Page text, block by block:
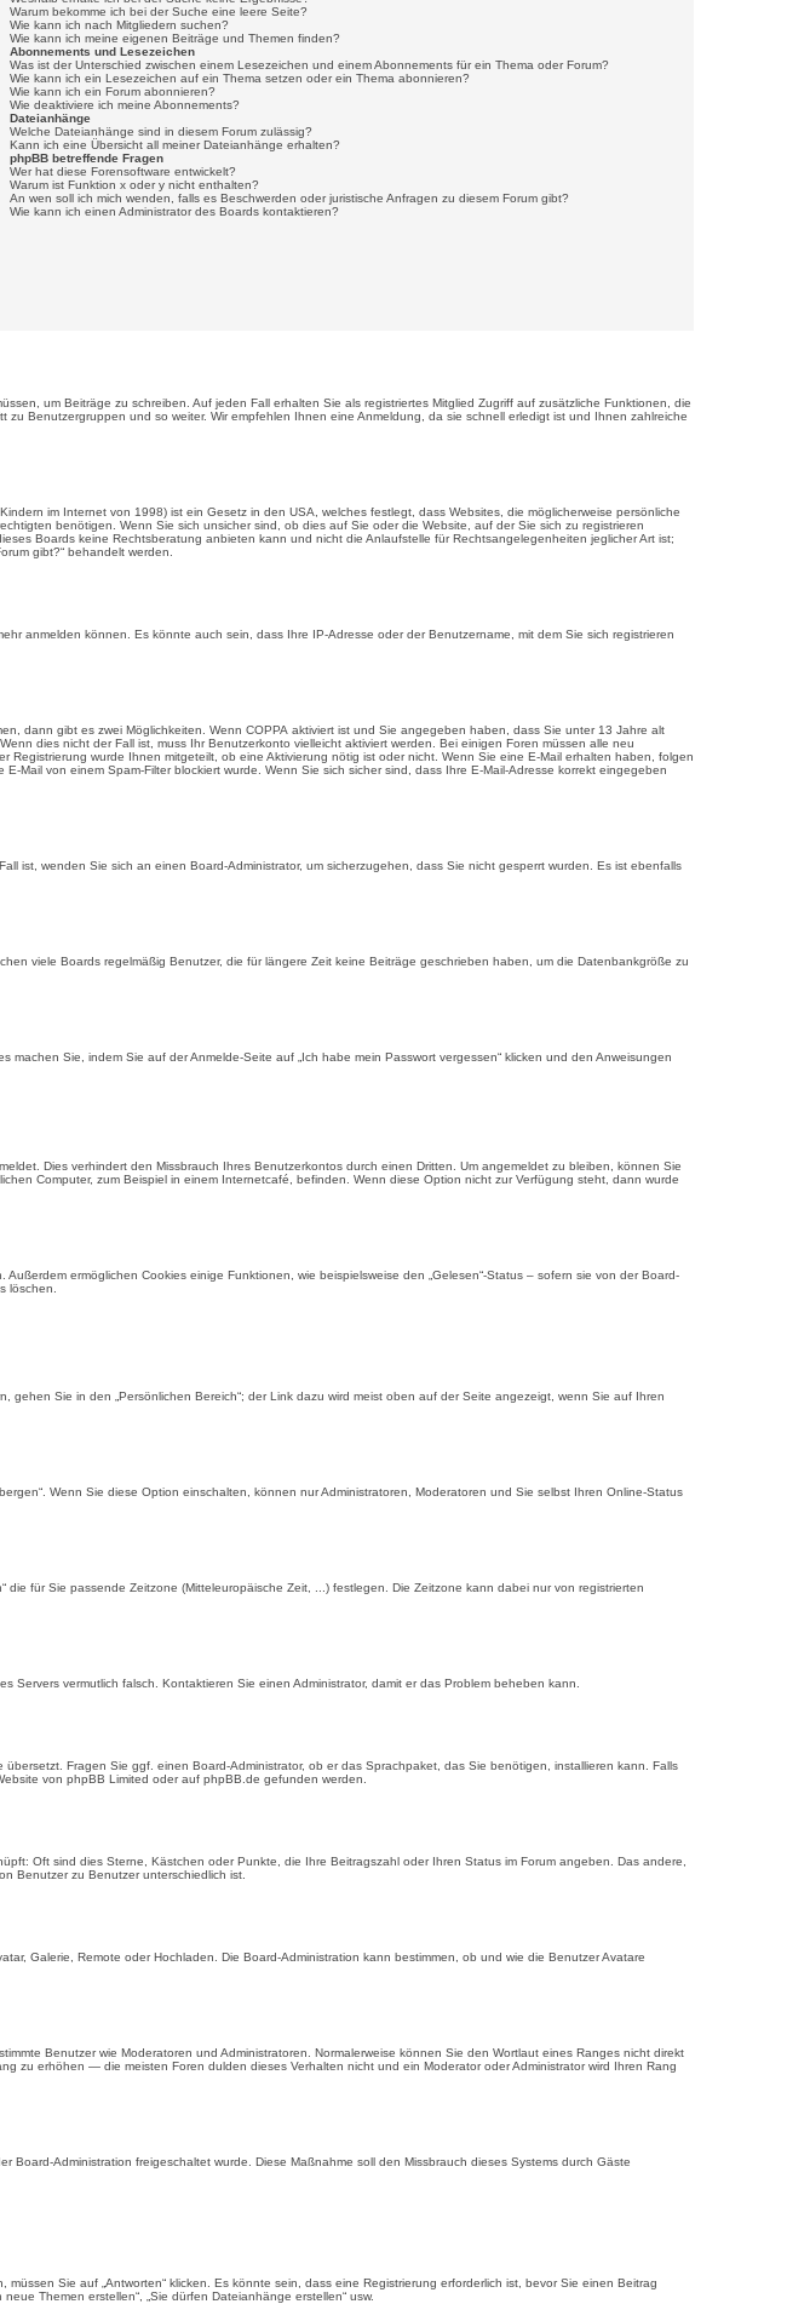
Warum bekomme ich bei der Suche eine leere Seite?
Wie kann ich nach Mitgliedern suchen?
Wie kann ich meine eigenen Beiträge und Themen finden?
Abonnements und Lesezeichen
Was ist der Unterschied zwischen einem Lesezeichen und einem Abonnements für ein Thema oder Forum?
Wie kann ich ein Lesezeichen auf ein Thema setzen oder ein Thema abonnieren?
Wie kann ich ein Forum abonnieren?
Wie deaktiviere ich meine Abonnements?
Dateianhänge
Welche Dateianhänge sind in diesem Forum zulässig?
Kann ich eine Übersicht all meiner Dateianhänge erhalten?
phpBB betreffende Fragen
Wer hat diese Forensoftware entwickelt?
Warum ist Funktion x oder y nicht enthalten?
An wen soll ich mich wenden, falls es Beschwerden oder juristische Anfragen zu diesem Forum gibt?
Wie kann ich einen Administrator des Boards kontaktieren?
um Beiträge zu schreiben. Auf jeden Fall erhalten Sie als registriertes Mitglied Zugriff auf zusätzliche Funktionen, die
Benutzergruppen und so weiter. Wir empfehlen Ihnen eine Anmeldung, da sie schnell erledigt ist und Ihnen zahlreiche
im Internet von 1998) ist ein Gesetz in den USA, welches festlegt, dass Websites, die möglicherweise persönliche
benötigen. Wenn Sie sich unsicher sind, ob dies auf Sie oder die Website, auf der Sie sich zu registrieren
Boards keine Rechtsberatung anbieten kann und nicht die Anlaufstelle für Rechtsangelegenheiten jeglicher Art ist;
gibt?“ behandelt werden.
anmelden können. Es könnte auch sein, dass Ihre IP-Adresse oder der Benutzername, mit dem Sie sich registrieren
dann gibt es zwei Möglichkeiten. Wenn COPPA aktiviert ist und Sie angegeben haben, dass Sie unter 13 Jahre alt
dies nicht der Fall ist, muss Ihr Benutzerkonto vielleicht aktiviert werden. Bei einigen Foren müssen alle neu
wurde Ihnen mitgeteilt, ob eine Aktivierung nötig ist oder nicht. Wenn Sie eine E-Mail erhalten haben, folgen
von einem Spam-Filter blockiert wurde. Wenn Sie sich sicher sind, dass Ihre E-Mail-Adresse korrekt eingegeben
ist, wenden Sie sich an einen Board-Administrator, um sicherzugehen, dass Sie nicht gesperrt wurden. Es ist ebenfalls
viele Boards regelmäßig Benutzer, die für längere Zeit keine Beiträge geschrieben haben, um die Datenbankgröße zu
Sie, indem Sie auf der Anmelde-Seite auf „Ich habe mein Passwort vergessen“ klicken und den Anweisungen
Dies verhindert den Missbrauch Ihres Benutzerkontos durch einen Dritten. Um angemeldet zu bleiben, können Sie
Computer, zum Beispiel in einem Internetcafé, befinden. Wenn diese Option nicht zur Verfügung steht, dann wurde
ermöglichen Cookies einige Funktionen, wie beispielsweise den „Gelesen“-Status – sofern sie von der Board-
löschen.
Sie in den „Persönlichen Bereich“; der Link dazu wird meist oben auf der Seite angezeigt, wenn Sie auf Ihren
Wenn Sie diese Option einschalten, können nur Administratoren, Moderatoren und Sie selbst Ihren Online-Status
für Sie passende Zeitzone (Mitteleuropäische Zeit, ...) festlegen. Die Zeitzone kann dabei nur von registrierten
vermutlich falsch. Kontaktieren Sie einen Administrator, damit er das Problem beheben kann.
Fragen Sie ggf. einen Board-Administrator, ob er das Sprachpaket, das Sie benötigen, installieren kann. Falls
von phpBB Limited oder auf phpBB.de gefunden werden.
Oft sind dies Sterne, Kästchen oder Punkte, die Ihre Beitragszahl oder Ihren Status im Forum angeben. Das andere,
Benutzer zu Benutzer unterschiedlich ist.
Galerie, Remote oder Hochladen. Die Board-Administration kann bestimmen, ob und wie die Benutzer Avatare
Benutzer wie Moderatoren und Administratoren. Normalerweise können Sie den Wortlaut eines Ranges nicht direkt
zu erhöhen — die meisten Foren dulden dieses Verhalten nicht und ein Moderator oder Administrator wird Ihren Rang
Administration freigeschaltet wurde. Diese Maßnahme soll den Missbrauch dieses Systems durch Gäste
Sie auf „Antworten“ klicken. Es könnte sein, dass eine Registrierung erforderlich ist, bevor Sie einen Beitrag
Themen erstellen“, „Sie dürfen Dateianhänge erstellen“ usw.